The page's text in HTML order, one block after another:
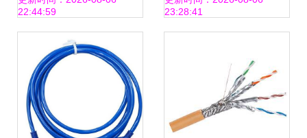
22:44:59
23:28:41